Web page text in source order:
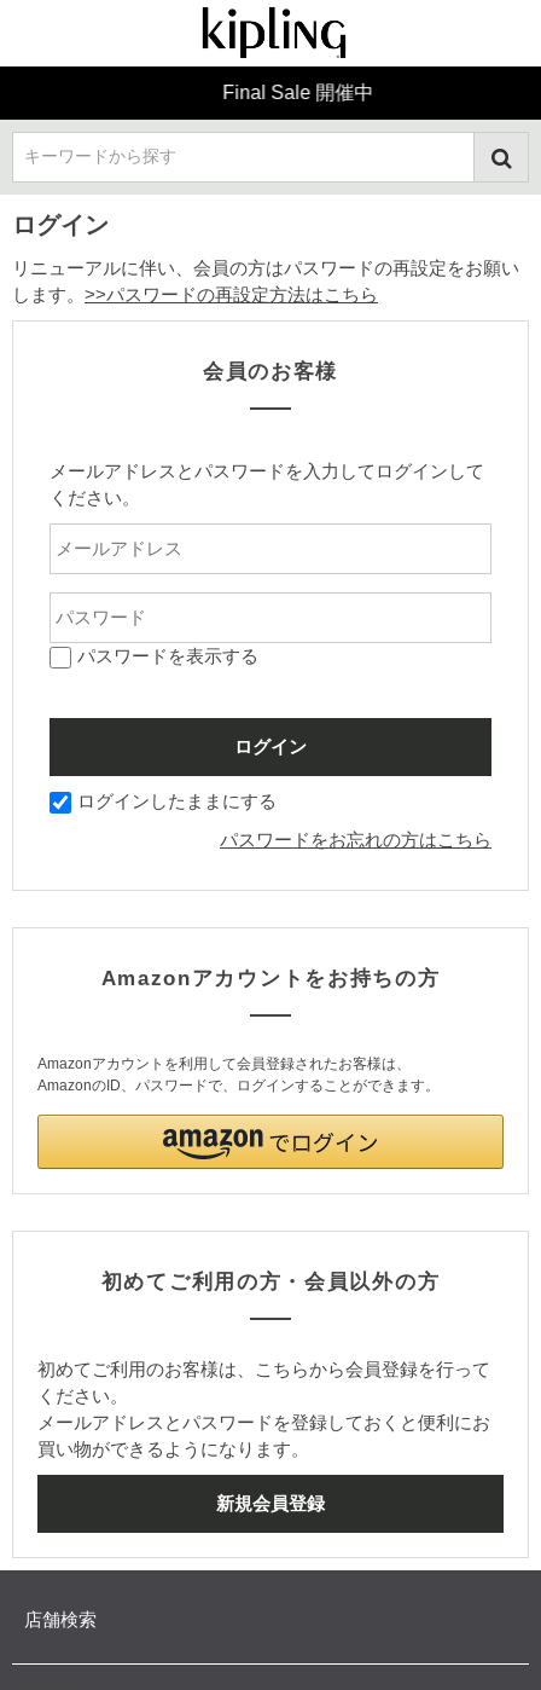
Final Sale 開催中
キーワードから探す
ログイン
リニューアルに伴い、会員の方はパスワードの再設定をお願い
します。 >>パスワードの再設定方法はこちら
会員のお客様
メールアドレスとパスワードを入力してログインして
ください。
パスワードを表示する
ログインしたままにする
パスワードをお忘れの方はこちら
Amazonアカウントをお持ちの方
Amazonアカウントを利用して会員登録されたお客様は、
AmazonのID、パスワードで、ログインすることができます。
初めてご利用の方・会員以外の方
初めてご利用のお客様は、こちらから会員登録を行って
ください。
メールアドレスとパスワードを登録しておくと便利にお
買い物ができるようになります。
店舗検索